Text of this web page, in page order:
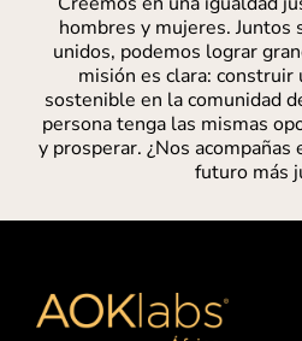
hombres y mujeres. Juntos
unidos, podemos lograr
misión es clara: construir
sostenible en la comunidad
persona tenga las mismas
y prosperar. ¿Nos acompañas
futuro más